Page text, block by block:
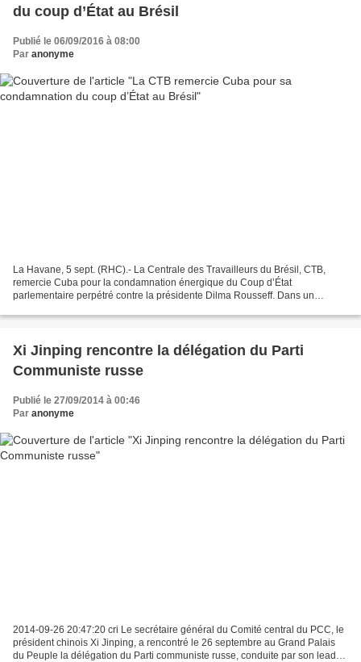
du coup d’État au Brésil
Publié le 06/09/2016 à 08:00
Par anonyme
La Havane, 5 sept. (RHC).- La Centrale des Travailleurs du Brésil, CTB,
remercie Cuba pour la condamnation énergique du Coup d’État
parlementaire perpétré contre la présidente Dilma Rousseff. Dans un
Xi Jinping rencontre la délégation du Parti
Communiste russe
Publié le 27/09/2014 à 00:46
Par anonyme
2014-09-26 20:47:20 cri Le secrétaire général du Comité central du PCC, le
président chinois Xi Jinping, a rencontré le 26 septembre au Grand Palais
du Peuple la délégation du Parti communiste russe, conduite par son leader